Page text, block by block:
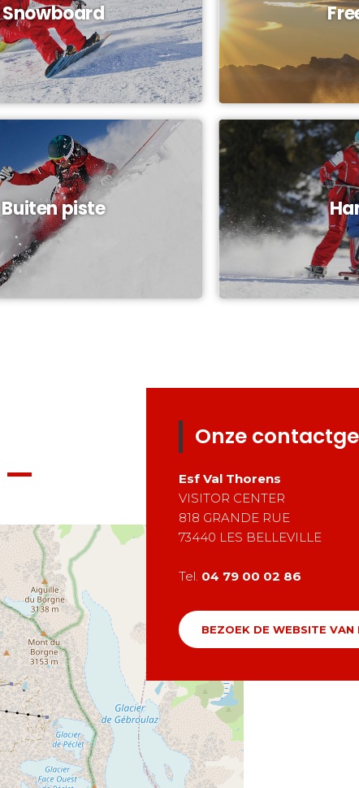
Snowboard
Buiten piste
Onze
Esf Val Thorens
VISITOR CENTER
818 GRANDE RUE
73440 LES BELLEVILLE
Tel. 04 79 00 02 86
BEZOEK DE WEBSITE VAN